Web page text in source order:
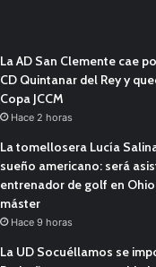
La AD San Clemente cae
CD Quintanar del Rey y
Copa JCCM
Hace 2 horas
La tomellosera Lucía
sueño americano: será
entrenador de golf en
máster
Hace 9 horas
La UD Socuéllamos se